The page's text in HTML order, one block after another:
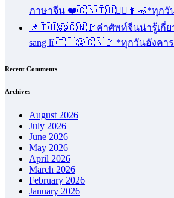
ภาษาจีน ❤️🇨🇳🇹🇭🧑‍⚕️👩‍🦽*ทุกวั
📌🇹🇭😀🇨🇳🚩คำศัพท์จีนน่ารู้เกี่ยว
sāng lǐ 🇹🇭😀🇨🇳🚩 *ทุกวันอังคาร
Recent Comments
Archives
August 2026
July 2026
June 2026
May 2026
April 2026
March 2026
February 2026
January 2026